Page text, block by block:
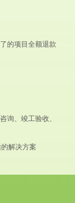
的项目全额退款
询、竣工验收、
解决方案